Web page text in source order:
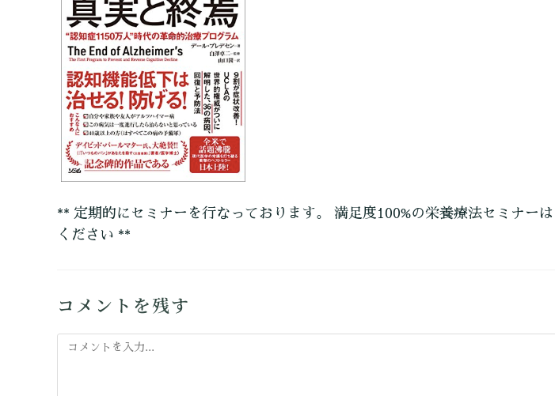
** 定期的にセミナーを行なっております。 満足度100%の栄養療法セミナーは
ください **
コメントを残す